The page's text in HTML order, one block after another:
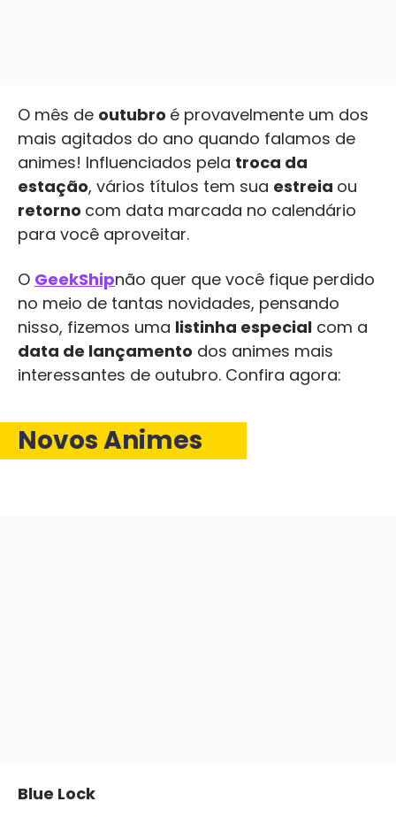
O mês de outubro é provavelmente um dos
mais agitados do ano quando falamos de
animes! Influenciados pela troca da
estação, vários títulos tem sua estreia ou
retorno com data marcada no calendário
para você aproveitar.
O GeekShipnão quer que você fique perdido
no meio de tantas novidades, pensando
nisso, fizemos uma listinha especial com a
data de lançamento dos animes mais
interessantes de outubro. Confira agora:
Novos Animes
Blue Lock